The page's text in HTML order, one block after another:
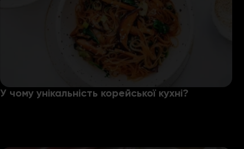
У чому унікальність корейської кухні?